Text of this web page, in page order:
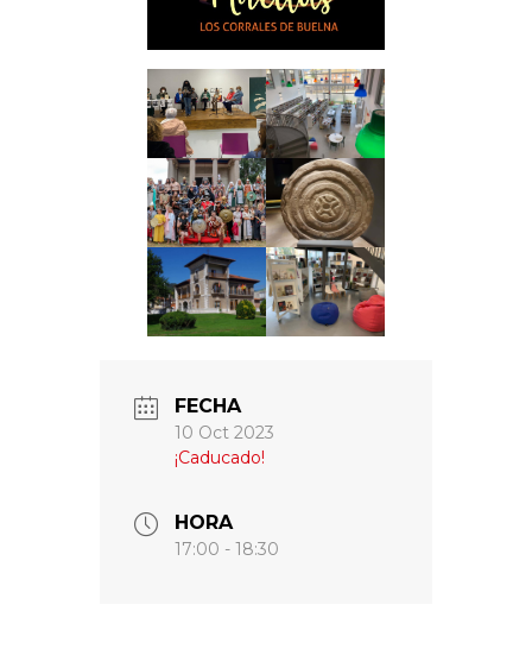
FECHA
10 Oct 2023
¡Caducado!
HORA
17:00 - 18:30